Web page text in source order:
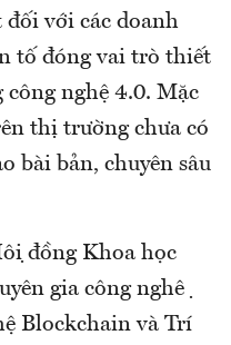
đối với các doanh
tố đóng vai trò thiết
công nghệ 4.0. Mặc
thị trường chưa có
bài bản, chuyên sâu
đồng Khoa học
gia công nghệ
Blockchain và Trí